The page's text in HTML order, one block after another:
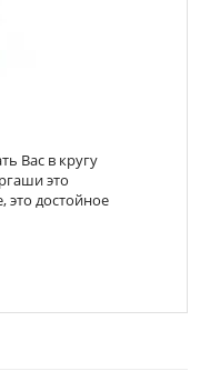
Вас в кругу
это
это достойное